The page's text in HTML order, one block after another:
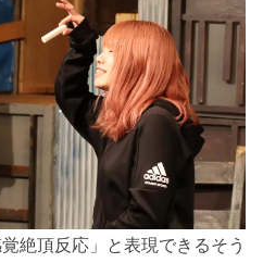
絶頂反応」と表現できるそう